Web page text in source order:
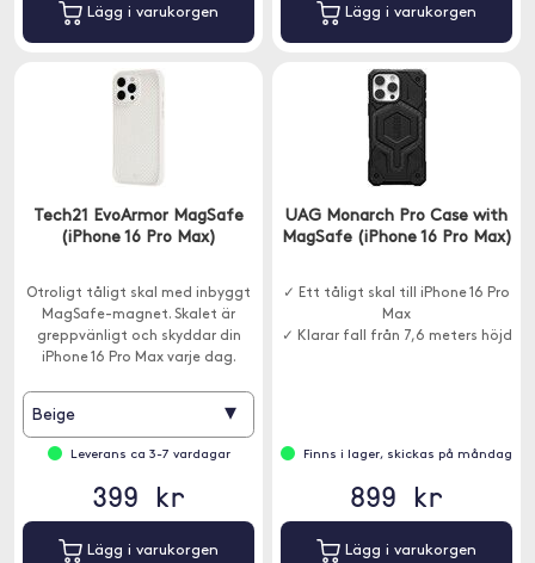
Lägg i varukorgen Lägg i varukorgen
Tech21 EvoArmor MagSafe
(iPhone 16 Pro Max)
Otroligt tåligt skal med inbyggt
MagSafe-magnet. Skalet är
greppvänligt och skyddar din
iPhone 16 Pro Max varje dag.
Beige ▾
Leverans ca 3-7 vardagar
399 kr
Lägg i varukorgen
UAG Monarch Pro Case with
MagSafe (iPhone 16 Pro Max)
✓ Ett tåligt skal till iPhone 16 Pro
Max
✓ Klarar fall från 7,6 meters höjd
Finns i lager, skickas på måndag
899 kr
Lägg i varukorgen